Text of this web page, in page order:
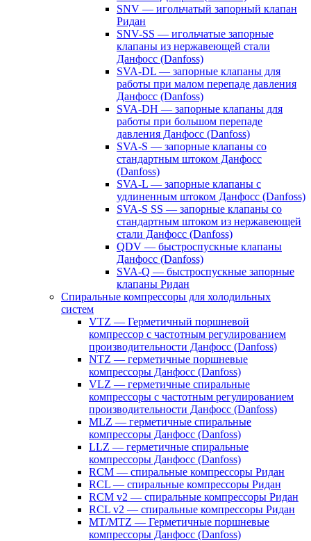
SNV — игольчатый запорный клапан
Ридан
SNV-SS — игольчатые запорные
клапаны из нержавеющей стали
Данфосс (Danfoss)
SVA-DL — запорные клапаны для
работы при малом перепаде давления
Данфосс (Danfoss)
SVA-DH — запорные клапаны для
работы при большом перепаде
давления Данфосс (Danfoss)
SVA-S — запорные клапаны со
стандартным штоком Данфосс
(Danfoss)
SVA-L — запорные клапаны с
удлиненным штоком Данфосс (Danfoss)
SVA-S SS — запорные клапаны со
стандартным штоком из нержавеющей
стали Данфосс (Danfoss)
QDV — быстроспускные клапаны
Данфосс (Danfoss)
SVA-Q — быстроспускные запорные
клапаны Ридан
Спиральные компрессоры для холодильных
систем
VTZ — Герметичный поршневой
компрессор с частотным регулированием
производительности Данфосс (Danfoss)
NTZ — герметичные поршневые
компрессоры Данфосс (Danfoss)
VLZ — герметичные спиральные
компрессоры с частотным регулированием
производительности Данфосс (Danfoss)
MLZ — герметичные спиральные
компрессоры Данфосс (Danfoss)
LLZ — герметичные спиральные
компрессоры Данфосс (Danfoss)
RCM — спиральные компрессоры Ридан
RCL — спиральные компрессоры Ридан
RCM v2 — спиральные компрессоры Ридан
RCL v2 — спиральные компрессоры Ридан
MT/MTZ — Герметичные поршневые
компрессоры Данфосс (Danfoss)